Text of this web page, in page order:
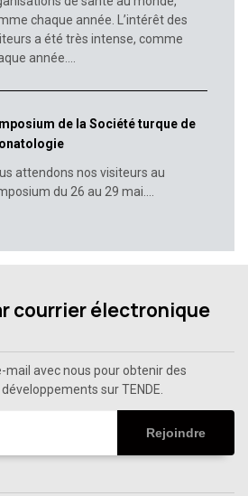
chaque année. L’intérêt des
a été très intense, comme
année....
de la Société turque de
attendons nos visiteurs au
du 26 au 29 mai....
courrier électronique
avec nous pour obtenir des
sur TENDE.
Rejoindre